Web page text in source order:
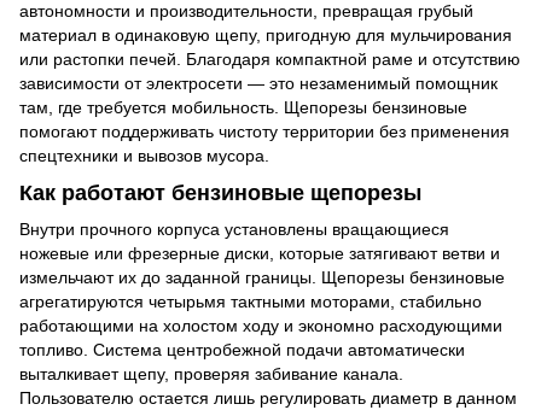
автономности и производительности, превращая грубый
материал в одинаковую щепу, пригодную для мульчирования
или растопки печей. Благодаря компактной раме и отсутствию
зависимости от электросети — это незаменимый помощник
там, где требуется мобильность. Щепорезы бензиновые
помогают поддерживать чистоту территории без применения
спецтехники и вывозов мусора.
Как работают бензиновые щепорезы
Внутри прочного корпуса установлены вращающиеся
ножевые или фрезерные диски, которые затягивают ветви и
измельчают их до заданной границы. Щепорезы бензиновые
агрегатируются четырьмя тактными моторами, стабильно
работающими на холостом ходу и экономно расходующими
топливо. Система центробежной подачи автоматически
выталкивает щепу, проверяя забивание канала.
Пользователю остается лишь регулировать диаметр в данном